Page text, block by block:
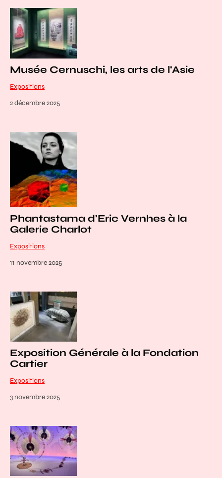
Musée Cernuschi, les arts de l'Asie
Expositions
2 décembre 2025
Phantastama d'Eric Vernhes à la
Galerie Charlot
Expositions
11 novembre 2025
Exposition Générale à la Fondation
Cartier
Expositions
3 novembre 2025